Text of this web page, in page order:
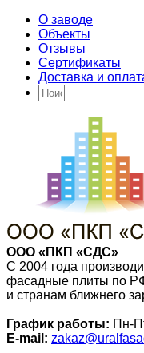
О заводе
Объекты
Отзывы
Сертификаты
Доставка и
ООО «ПКП «СДС»
С 2004 года
фасадные плиты по
и странам ближнего
График работы: Пн-
E-mail: